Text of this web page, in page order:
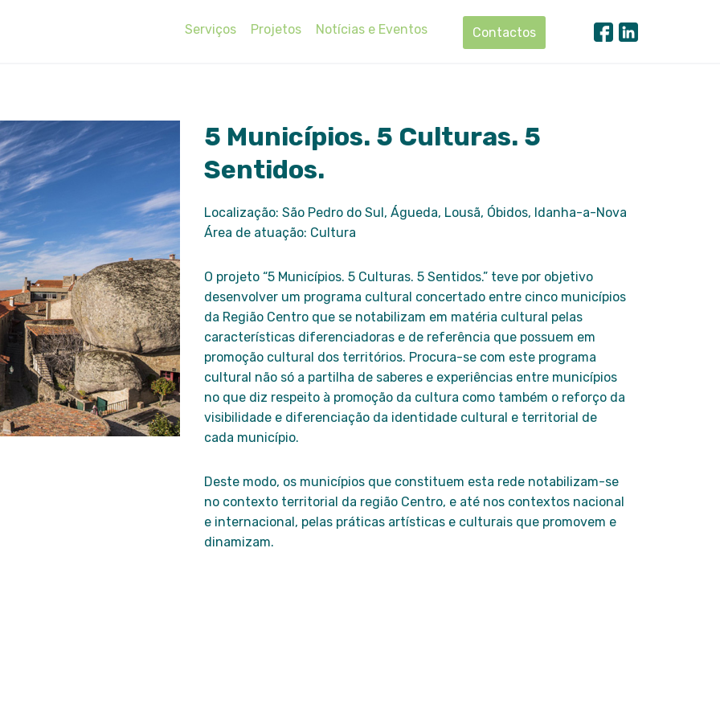
Serviços Projetos Notícias e Eventos Contactos
5 Municípios. 5 Culturas. 5
Sentidos.
Localização: São Pedro do Sul, Águeda, Lousã, Óbidos, Idanha-a-Nova
Área de atuação: Cultura
O projeto “5 Municípios. 5 Culturas. 5 Sentidos.” teve por objetivo
desenvolver um programa cultural concertado entre cinco municípios
da Região Centro que se notabilizam em matéria cultural pelas
características diferenciadoras e de referência que possuem em
promoção cultural dos territórios. Procura-se com este programa
cultural não só a partilha de saberes e experiências entre municípios
no que diz respeito à promoção da cultura como também o reforço da
visibilidade e diferenciação da identidade cultural e territorial de
cada município.
Deste modo, os municípios que constituem esta rede notabilizam-se
no contexto territorial da região Centro, e até nos contextos nacional
e internacional, pelas práticas artísticas e culturais que promovem e
dinamizam.